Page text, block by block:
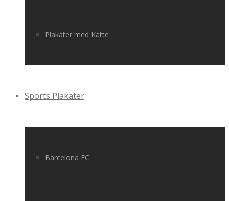
Plakater med Katte
Sports Plakater
Barcelona FC